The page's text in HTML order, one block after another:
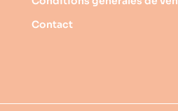
Contact